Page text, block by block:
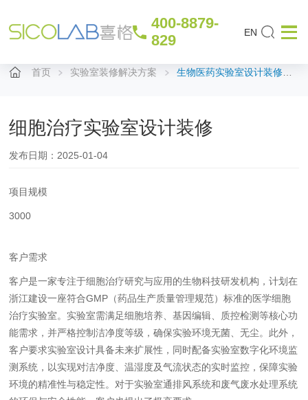
400-8879-
829
EN
首页 实验室装修解决方案 生物医药实验室设计装修方案
细胞治疗实验室设计装修
发布日期：2025-01-04
项目规模
3000
客户需求
客户是一家专注于细胞治疗研究与应用的生物科技研发机构，计划在
浙江建设一座符合GMP（药品生产质量管理规范）标准的医学细胞
治疗实验室。实验室需满足细胞培养、基因编辑、质控检测等核心功
能需求，并严格控制洁净度等级，确保实验环境无菌、无尘。此外，
客户要求实验室设计具备未来扩展性，同时配备实验室数字化环境监
测系统，以实现对洁净度、温湿度及气流状态的实时监控，保障实验
环境的精准性与稳定性。对于实验室通排风系统和废气废水处理系统